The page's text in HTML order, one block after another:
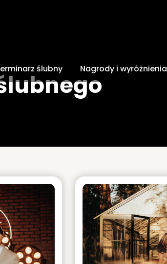
ślubny Nagrody i wyróżnienia